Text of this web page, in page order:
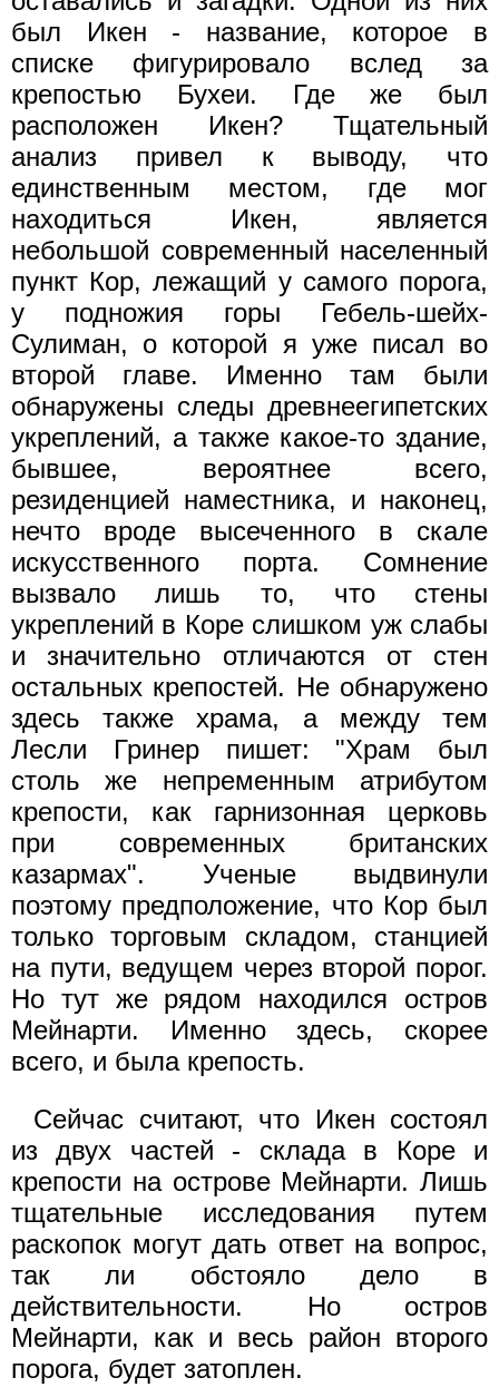
был Икен - название, которое в
списке фигурировало вслед за
крепостью Бухеи. Где же был
расположен Икен? Тщательный
анализ привел к выводу, что
единственным местом, где мог
находиться Икен, является
небольшой современный населенный
пункт Кор, лежащий у самого порога,
у подножия горы Гебель-шейх-
Сулиман, о которой я уже писал во
второй главе. Именно там были
обнаружены следы древнеегипетских
укреплений, а также какое-то здание,
бывшее, вероятнее всего,
резиденцией наместника, и наконец,
нечто вроде высеченного в скале
искусственного порта. Сомнение
вызвало лишь то, что стены
укреплений в Коре слишком уж слабы
и значительно отличаются от стен
остальных крепостей. Не обнаружено
здесь также храма, а между тем
Лесли Гринер пишет: "Храм был
столь же непременным атрибутом
крепости, как гарнизонная церковь
при современных британских
казармах". Ученые выдвинули
поэтому предположение, что Кор был
только торговым складом, станцией
на пути, ведущем через второй порог.
Но тут же рядом находился остров
Мейнарти. Именно здесь, скорее
всего, и была крепость.
Сейчас считают, что Икен состоял
из двух частей - склада в Коре и
крепости на острове Мейнарти. Лишь
тщательные исследования путем
раскопок могут дать ответ на вопрос,
так ли обстояло дело в
действительности. Но остров
Мейнарти, как и весь район второго
порога, будет затоплен.